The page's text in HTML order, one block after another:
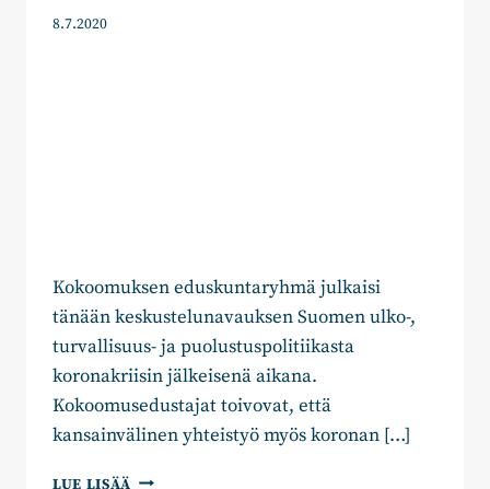
8.7.2020
Kokoomuksen eduskuntaryhmä julkaisi
tänään keskustelunavauksen Suomen ulko-,
turvallisuus- ja puolustuspolitiikasta
koronakriisin jälkeisenä aikana.
Kokoomusedustajat toivovat, että
kansainvälinen yhteistyö myös koronan […]
LUE LISÄÄ KOKOOMUKSEN